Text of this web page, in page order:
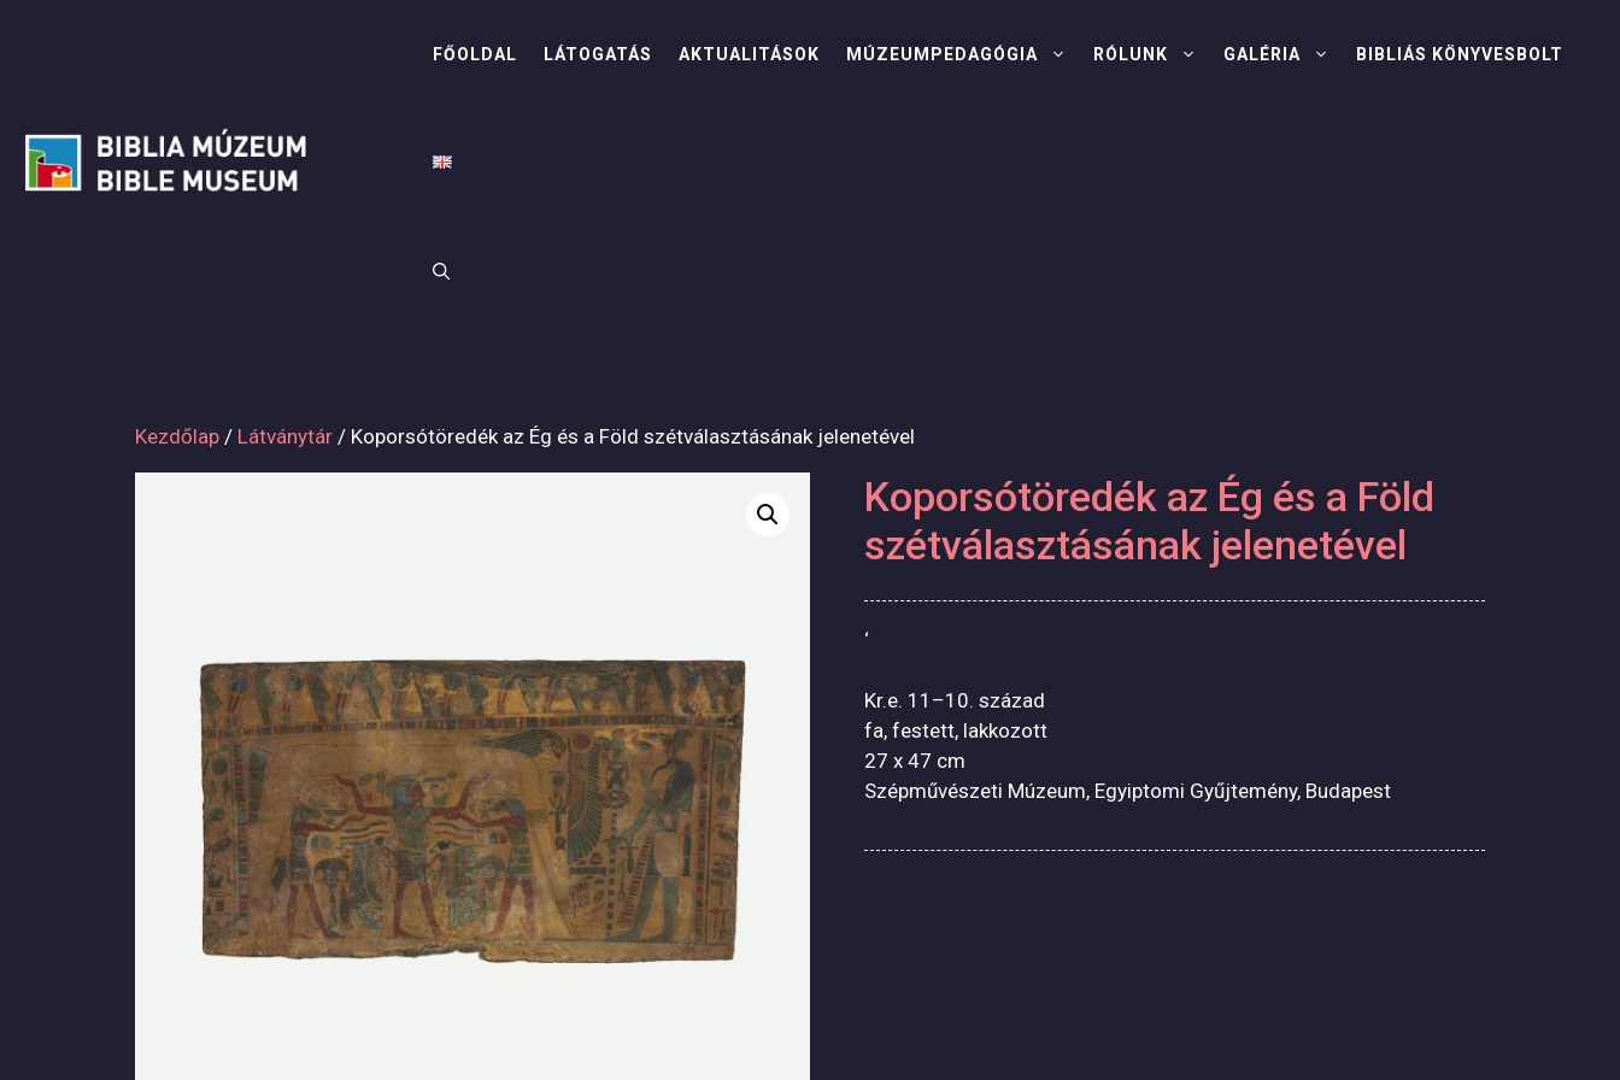
FŐOLDAL LÁTOGATÁS AKTUALITÁSOK MÚZEUMPEDAGÓGIA RÓLUNK GALÉRIA BIBLIÁS KÖNYVESBOLT
Kezdőlap / Látványtár / Koporsótöredék az Ég és a Föld szétválasztásának jelenetével
Koporsótöredék az Ég és a Föld
szétválasztásának jelenetével
‘
Kr.e. 11–10. század
fa, festett, lakkozott
27 x 47 cm
Szépművészeti Múzeum, Egyiptomi Gyűjtemény, Budapest